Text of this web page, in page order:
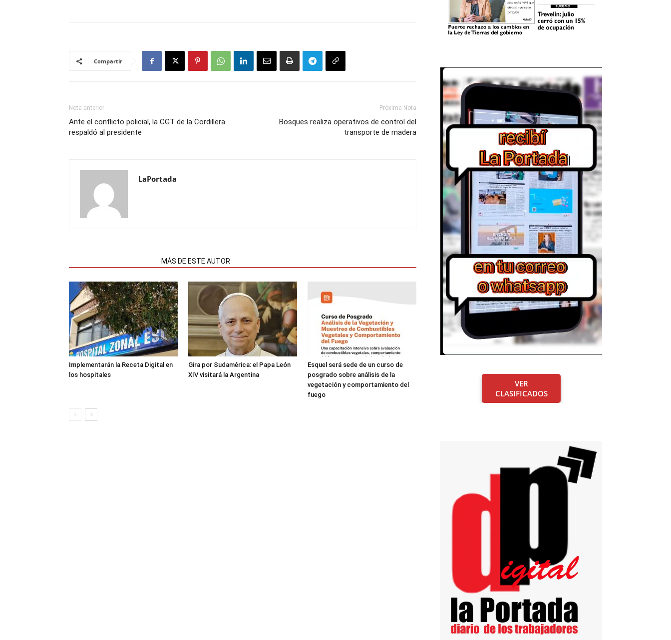
Compartir
Nota anterior
Ante el conflicto policial, la CGT de la Cordillera
respaldó al presidente
Próxima Nota
Bosques realiza operativos de control del
transporte de madera
LaPortada
MÁS DE ESTE AUTOR
Implementarán la Receta Digital en
los hospitales
Gira por Sudamérica: el Papa León
XIV visitará la Argentina
Esquel será sede de un curso de
posgrado sobre análisis de la
vegetación y comportamiento del
fuego
VER
CLASIFICADOS